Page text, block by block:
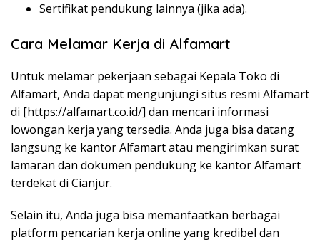
Sertifikat pendukung lainnya (jika ada).
Cara Melamar Kerja di Alfamart
Untuk melamar pekerjaan sebagai Kepala Toko di
Alfamart, Anda dapat mengunjungi situs resmi Alfamart
di [https://alfamart.co.id/] dan mencari informasi
lowongan kerja yang tersedia. Anda juga bisa datang
langsung ke kantor Alfamart atau mengirimkan surat
lamaran dan dokumen pendukung ke kantor Alfamart
terdekat di Cianjur.
Selain itu, Anda juga bisa memanfaatkan berbagai
platform pencarian kerja online yang kredibel dan